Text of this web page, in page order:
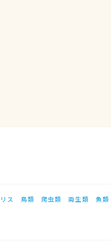
リス 鳥類 爬虫類 両生類 魚類